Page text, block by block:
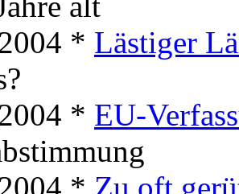
* Lästiger
* EU-
* Zu oft